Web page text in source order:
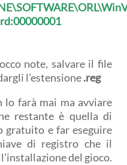
note, salvare il file
l’estensione.reg
farà mai ma avviare
restante è quella di
gratuito e far eseguire
di registro che il
del gioco.